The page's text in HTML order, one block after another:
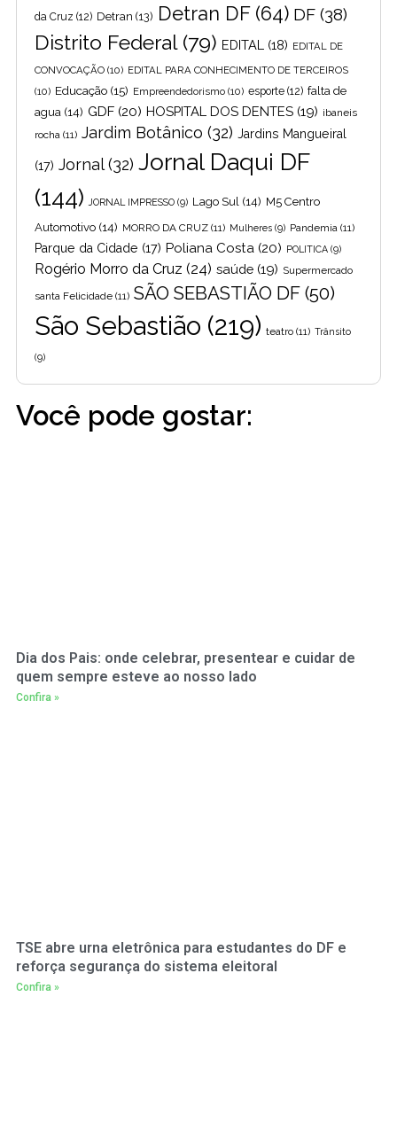
da Cruz (12) Detran (13) Detran DF(64) DF (38)
Distrito Federal(79) EDITAL (18) EDITAL DE
CONVOCAÇÃO (10) EDITAL PARA CONHECIMENTO DE TERCEIROS
(10) Educação (15) Empreendedorismo (10) esporte (12) falta de
agua (14) GDF (20) HOSPITAL DOS DENTES (19) ibaneis
rocha (11) Jardim Botânico (32) Jardins Mangueiral
(17) Jornal(32) Jornal Daqui DF
(144)
JORNAL IMPRESSO (9) Lago Sul (14) M5 Centro
Automotivo (14) MORRO DA CRUZ (11) Mulheres (9) Pandemia (11)
Parque da Cidade (17) Poliana Costa (20) POLITICA (9)
Rogério Morro da Cruz (24) saúde (19) Supermercado
santa Felicidade (11) SÃO SEBASTIÃO DF (50)
São Sebastião (219) teatro (11) Trânsito
(9)
Você pode gostar:
Dia dos Pais: onde celebrar, presentear e cuidar de
quem sempre esteve ao nosso lado
Confira »
TSE abre urna eletrônica para estudantes do DF e
reforça segurança do sistema eleitoral
Confira »